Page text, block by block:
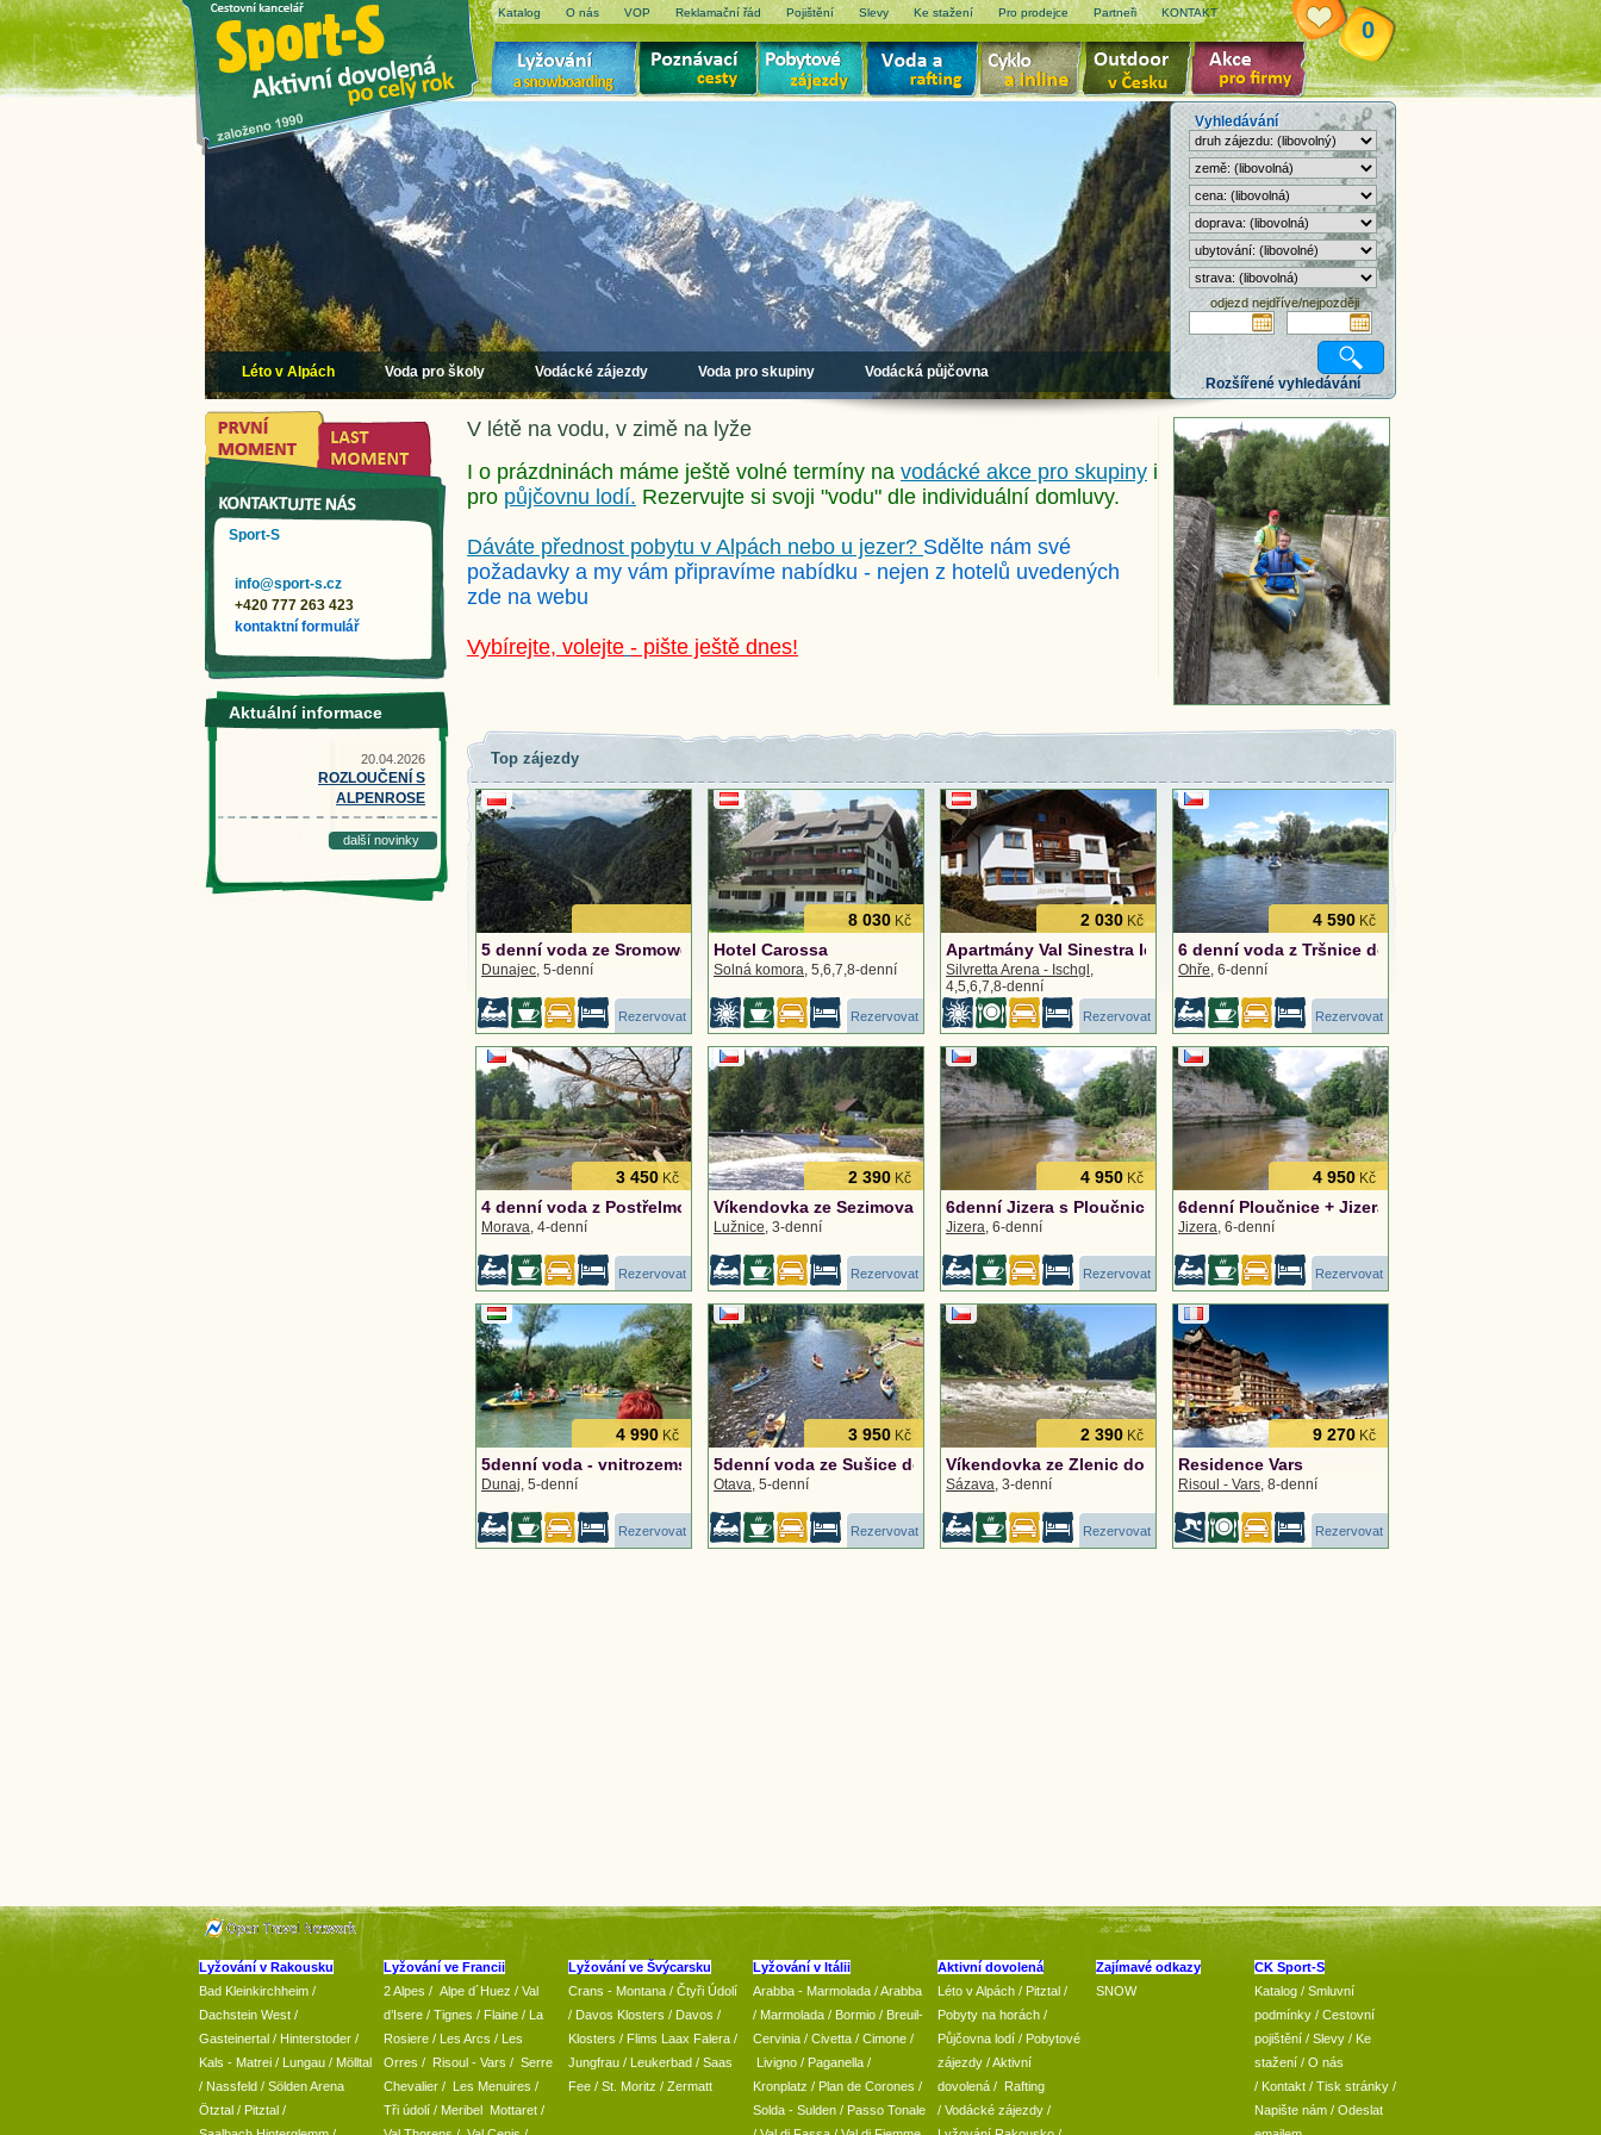
Katalog O nás VOP Reklamační řád Pojištění Slevy Ke stažení Pro prodejce Partneři KONTAKT
0
Vyhledávání
odjezd nejdříve/nejpozději
Rozšířené vyhledávání
Léto v Alpách Voda pro školy Vodácké zájezdy Voda pro skupiny Vodácká půjčovna
V létě na vodu, v zimě na lyže
I o prázdninách máme ještě volné termíny na vodácké akce pro skupiny i
pro půjčovnu lodí. Rezervujte si svoji "vodu" dle individuální domluvy.
Dáváte přednost pobytu v Alpách nebo u jezer? Sdělte nám své
požadavky a my vám připravíme nabídku - nejen z hotelů uvedených
zde na webu
Vybírejte, volejte - pište ještě dnes!
Top zájezdy
5 denní voda ze Sromowce Wyzne s turistikou
Dunajec, 5-denní
Rezervovat
8 030 Kč
Hotel Carossa
Solná komora, 5,6,7,8-denní
Rezervovat
2 030 Kč
Apartmány Val Sinestra léto
Silvretta Arena - Ischgl ,
4,5,6,7,8-denní
Rezervovat
4 590 Kč
6 denní voda z Tršnice do Perštejna
Ohře, 6-denní
Rezervovat
3 450 Kč
4 denní voda z Postřelmova do Hynkova
Morava, 4-denní
Rezervovat
2 390 Kč
Víkendovka ze Sezimova Ústí do Bechyně
Lužnice, 3-denní
Rezervovat
4 950 Kč
6denní Jizera s Ploučnicí, Noviny - Mnichovo Hradiště
Jizera, 6-denní
Rezervovat
4 950 Kč
6denní Ploučnice + Jizera, Noviny - Mnichovo
Jizera, 6-denní
Rezervovat
4 990 Kč
5denní voda - vnitrozemská delta z Čunova
Dunaj, 5-denní
Rezervovat
3 950 Kč
5denní voda ze Sušice do Putimi
Otava, 5-denní
Rezervovat
2 390 Kč
Víkendovka ze Zlenic do Pikovic
Sázava, 3-denní
Rezervovat
9 270 Kč
Residence Vars
Risoul - Vars, 8-denní
Rezervovat
Sport-S
info@sport-s.cz
+420 777 263 423
kontaktní formulář
Aktuální informace
20.04.2026
ROZLOUČENÍ S
ALPENROSE
další novinky
Lyžování v Rakousku
Bad Kleinkirchheim /
Dachstein West /
Gasteinertal / Hinterstoder /
Kals - Matrei / Lungau / Mölltal
/ Nassfeld / Sölden Arena
Ötztal / Pitztal /
Lyžování ve Francii
2 Alpes / Alpe d´Huez / Val
d’Isere / Tignes / Flaine / La
Rosiere / Les Arcs / Les
Orres / Risoul - Vars / Serre
Chevalier / Les Menuires /
Tři údolí / Meribel Mottaret /
Lyžování ve Švýcarsku
Crans - Montana / Čtyři Údolí
/ Davos Klosters / Davos /
Klosters / Flims Laax Falera /
Jungfrau / Leukerbad / Saas
Fee / St. Moritz / Zermatt
Lyžování v Itálii
Arabba - Marmolada /Arabba
/ Marmolada / Bormio / Breuil-
Cervinia / Civetta / Cimone /
Livigno / Paganella /
Kronplatz / Plan de Corones /
Solda - Sulden / Passo Tonale
Aktivní dovolená
Léto v Alpách / Pitztal /
Pobyty na horách /
Půjčovna lodí / Pobytové
zájezdy /Aktivní
dovolená / Rafting
/ Vodácké zájezdy /
Zajímavé odkazy
SNOW
CK Sport-S
Katalog / Smluvní
podmínky / Cestovní
pojištění / Slevy / Ke
stažení / O nás
/ Kontakt / Tisk stránky /
Napište nám / Odeslat